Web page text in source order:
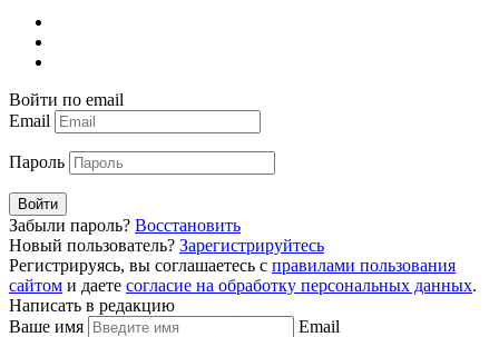
Войти по email
Email
Пароль
Войти
Забыли пароль? Восстановить
Новый пользователь? Зарегистрируйтесь
Регистрируясь, вы соглашаетесь с правилами пользования
сайтом и даете согласие на обработку персональных данных.
Написать в редакцию
Ваше имя
Email